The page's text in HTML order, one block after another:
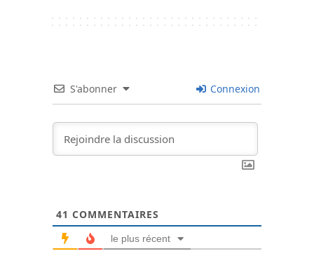
S'abonner Connexion
41 COMMENTAIRES
le plus récent